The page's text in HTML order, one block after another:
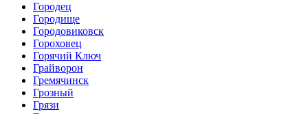
Городец
Городище
Городовиковск
Гороховец
Горячий Ключ
Грайворон
Гремячинск
Грозный
Грязи